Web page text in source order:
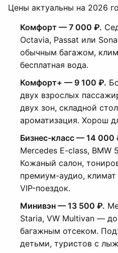
Цены актуальны на 2026
Комфорт — 7 000 ₽.
Octavia, Passat или
обычным багажом,
бесплатная вода.
Комфорт+ — 9 100 ₽.
двух взрослых
двух зон, складной
ароматизация. Хорош
Бизнес-класс — 14 000
Mercedes E-class, BMW
Кожаный салон,
премиум-аудио,
VIP-поездок.
Минивэн — 13 500 ₽.
Staria, VW Multivan —
багажным отсеком.
детьми, туристов с